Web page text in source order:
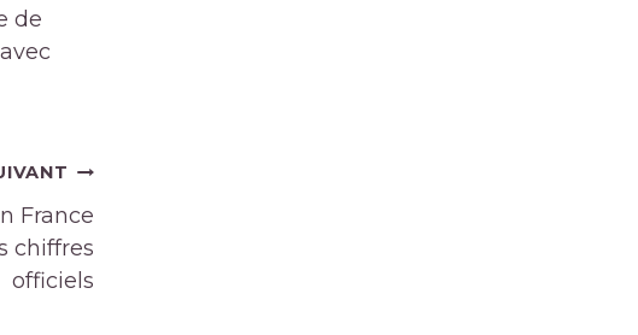
de
France
chiffres
officiels